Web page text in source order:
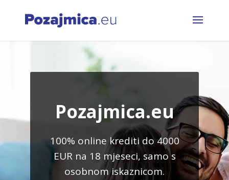
Pozajmica.eu
100% online krediti do 4000
EUR na 18 mjeseci, samo s
osobnom iskaznicom.